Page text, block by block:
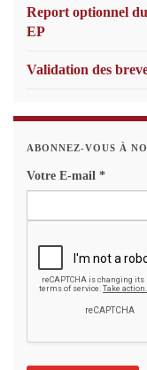
Report optionnel
EP
Validation des
ABONNEZ-VOUS À
Votre E-mail *